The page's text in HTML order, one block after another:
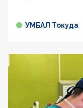
УМБАЛ Токуда